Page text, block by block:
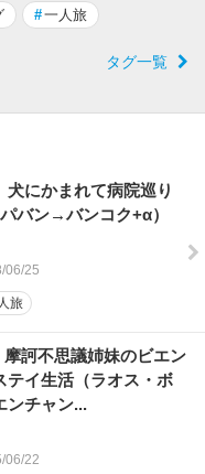
#一人旅
タグ一覧
にかまれて病院巡り
バン→バンコク+α）
06/25
旅
摩訶不思議姉妹のビエン
テイ生活（ラオス・ボ
ンチャン...
06/22